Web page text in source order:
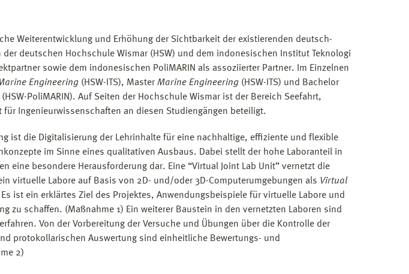
Weiterentwicklung und Erhöhung der Sichtbarkeit der existierenden deutsch-
deutschen Hochschule Wismar (HSW) und dem indonesischen Institut Teknologi
sowie dem indonesischen PoliMARIN als assoziierter Partner. Im Einzelnen
Engineering (HSW-ITS), MasterMarine Engineering (HSW-ITS) und Bachelor
(HSW-PoliMARIN). Auf Seiten der Hochschule Wismar ist der Bereich Seefahrt,
Ingenieurwissenschaften an diesen Studiengängen beteiligt.
ist die Digitalisierung der Lehrinhalte für eine nachhaltige, effiziente und flexible
im Sinne eines qualitativen Ausbaus. Dabei stellt der hohe Laboranteil in
eine besondere Herausforderung dar. Eine “Virtual Joint Lab Unit” vernetzt die
virtuelle Labore auf Basis von 2D- und/oder 3D-Computerumgebungen als Virtual
ist ein erklärtes Ziel des Projektes, Anwendungsbeispiele für virtuelle Labore und
zu schaffen. (Maßnahme 1) Ein weiterer Baustein in den vernetzten Laboren sind
Von der Vorbereitung der Versuche und Übungen über die Kontrolle der
protokollarischen Auswertung sind einheitliche Bewertungs- und
2)